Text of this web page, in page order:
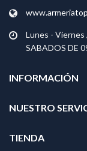
Lunes -
SABADOS DE
INFORMACIÓN
NUESTRO
TIENDA